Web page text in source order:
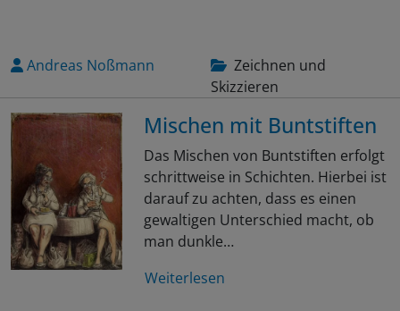
Andreas Noßmann
Zeichnen und
Skizzieren
Mischen mit Buntstiften
Das Mischen von Buntstiften erfolgt
schrittweise in Schichten. Hierbei ist
darauf zu achten, dass es einen
gewaltigen Unterschied macht, ob
man dunkle…
Weiterlesen